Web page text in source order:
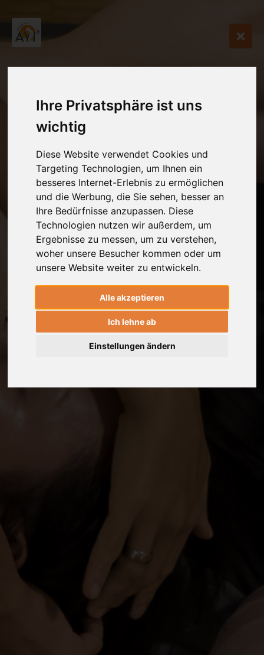
Ihre Privatsphäre ist uns
wichtig
Diese Website verwendet Cookies und
Targeting Technologien, um Ihnen ein
besseres Internet-Erlebnis zu ermöglichen
und die Werbung, die Sie sehen, besser an
Ihre Bedürfnisse anzupassen. Diese
Technologien nutzen wir außerdem, um
Ergebnisse zu messen, um zu verstehen,
woher unsere Besucher kommen oder um
unsere Website weiter zu entwickeln.
Alle akzeptieren
Ich lehne ab
Einstellungen ändern